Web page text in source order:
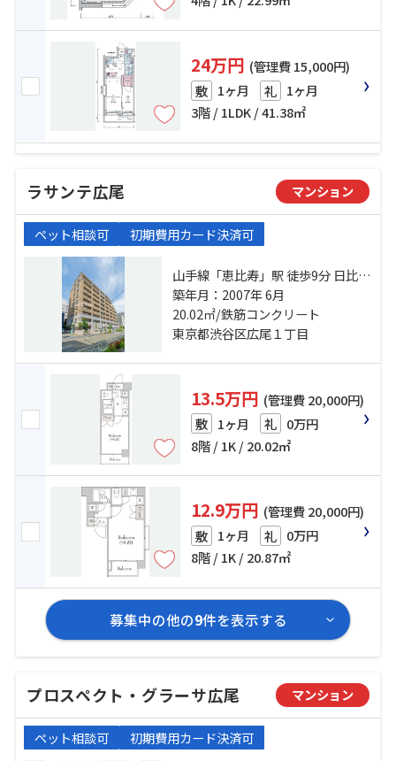
24万円 (管理費 15,000円)
敷 1ヶ月 礼 1ヶ月
3階 / 1LDK / 41.38㎡
ラサンテ広尾 マンション
ペット相談可 初期費用カード決済可
山手線「恵比寿」駅 徒歩9分 日比谷
線「広尾」駅 徒歩9分 東急東横線
「代官山」駅 徒歩19分
築年月：2007年 6月
20.02㎡/鉄筋コンクリート
東京都渋谷区広尾１丁目
13.5万円 (管理費 20,000円)
敷 1ヶ月 礼 0万円
8階 / 1K / 20.02㎡
12.9万円 (管理費 20,000円)
敷 1ヶ月 礼 0万円
8階 / 1K / 20.87㎡
募集中の他の9件を表示する
プロスペクト・グラーサ広尾 マンション
ペット相談可 初期費用カード決済可